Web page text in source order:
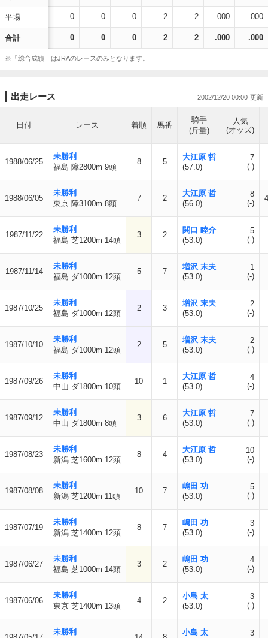
平場
合計
0 0 0 2 2 .000 .000
0 0 0 2 2 .000 .000
※「総合成績」はJRAのレースのみとなります。
出走レース 2002/12/20 00:00
日付 レース 着順 馬番
騎手
(斤量)
人気
(オッズ)
1988/06/25
未勝利
福島 障2800m 9頭
8 5
大江原 哲
(57.0)
7
(-)
1988/06/05
未勝利
東京 障3100m 8頭
7 2
大江原 哲
(56.0)
8
(-)
1987/11/22
未勝利
福島 芝1200m 14頭
3 2
関口 睦介
(53.0)
5
(-)
1987/11/14
未勝利
福島 ダ1000m 12頭
5 7
増沢 末夫
(53.0)
1
(-)
1987/10/25
未勝利
福島 ダ1000m 12頭
2 3
増沢 末夫
(53.0)
2
(-)
1987/10/10
未勝利
福島 ダ1000m 12頭
2 5
増沢 末夫
(53.0)
2
(-)
1987/09/26
未勝利
中山 ダ1800m 10頭
10 1
大江原 哲
(53.0)
4
(-)
1987/09/12
未勝利
中山 ダ1800m 8頭
3 6
大江原 哲
(53.0)
7
(-)
1987/08/23
未勝利
新潟 芝1600m 12頭
8 4
大江原 哲
(53.0)
10
(-)
1987/08/08
未勝利
新潟 芝1200m 11頭
10 7
嶋田 功
(53.0)
5
(-)
1987/07/19
未勝利
新潟 芝1400m 12頭
8 7
嶋田 功
(53.0)
3
(-)
1987/06/27
未勝利
福島 芝1000m 14頭
3 2
嶋田 功
(53.0)
4
(-)
1987/06/06
未勝利
東京 芝1400m 13頭
4 2
小島 太
(53.0)
3
(-)
未勝利 小島 太
3